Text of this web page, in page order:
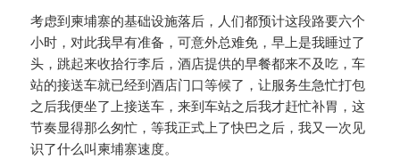
考虑到柬埔寨的基础设施落后，人们都预计这段路要六个
小时，对此我早有准备，可意外总难免，早上是我睡过了
头，跳起来收拾行李后，酒店提供的早餐都来不及吃，车
站的接送车就已经到酒店门口等候了，让服务生急忙打包
之后我便坐了上接送车，来到车站之后我才赶忙补胃，这
节奏显得那么匆忙，等我正式上了快巴之后，我又一次见
识了什么叫柬埔寨速度。